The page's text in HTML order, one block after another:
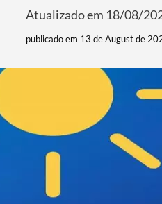
Atualizado em 18/08/
publicado em 13 de August de